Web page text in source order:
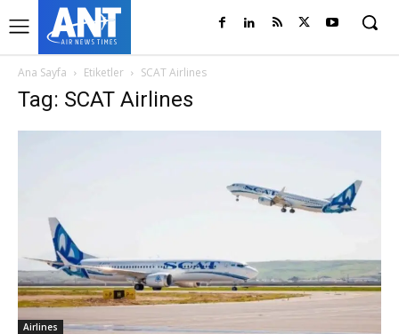
Ana Sayfa Etiketler SCAT Airlines
Tag: SCAT Airlines
Airlines